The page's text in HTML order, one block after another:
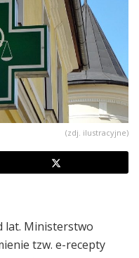
(zdj. ilustracyjne)
lat. Ministerstwo
tzw. e-recepty